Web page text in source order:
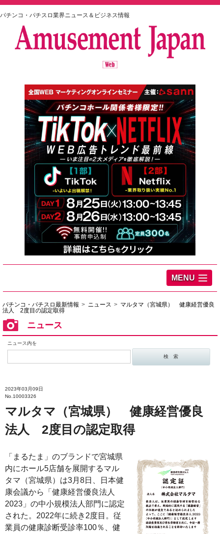
パチンコ・パチスロ業界ニュース＆ビジネス情報
MENU
パチンコ・パチスロ最新情報 ニュース
マルタマ（宮城県） 健康経営優良
法人 2度目の認定取得
ニュース
ニュース内を
2023年03月09日
No.10003326
マルタマ（宮城県） 健康経営優良
法人 2度目の認定取得
「まるたま」のブランドで宮城県
内にホール5店舗を展開するマル
タマ（宮城県）は3月8日、日本健
康会議から「健康経営優良法人
2023」の中小規模法人部門に認定
された。2022年に続き2度目。従
業員の健康診断受診率100％、健